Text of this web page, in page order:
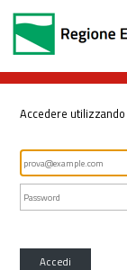
Accedere
Accedi